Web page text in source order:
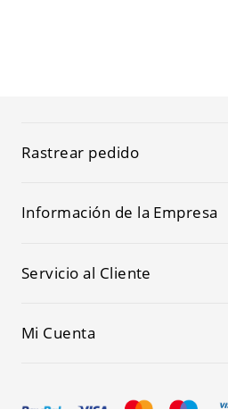
Rastrear pedido
Información de la Empresa
Servicio al Cliente
Mi Cuenta